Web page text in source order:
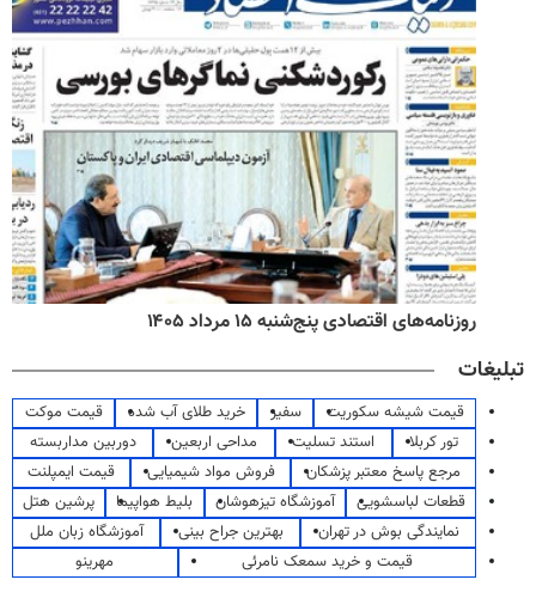
روزنامه‌های اقتصادی پنج‌شنبه ۱۵ مرداد ۱۴۰۵
تبلیغات
قیمت شیشه سکوریت سفیر خرید طلای آب شده
قیمت موکت
تور کربلا
استند تسلیت مداحی اربعین
دوربین مداربسته
مرجع پاسخ معتبر پزشکان
فروش مواد شیمیایی
قیمت ایمپلنت
قطعات لباسشویی
آموزشگاه تیزهوشان بلیط هواپیما
پرشین هتل
نمایندگی بوش در تهران
بهترین جراح بینی
آموزشگاه زبان ملل
قیمت و خرید سمعک نامرئی
مهرینو